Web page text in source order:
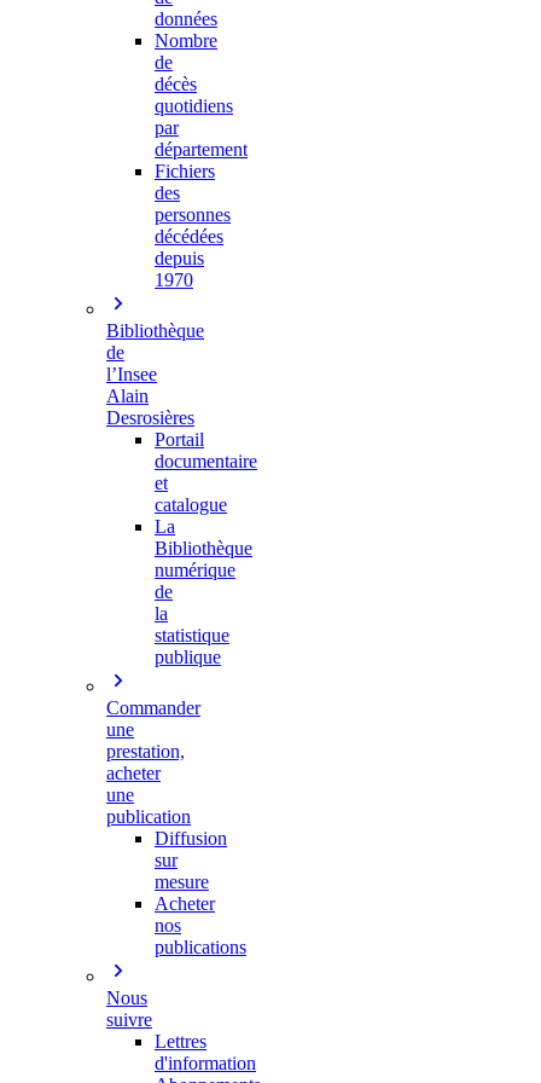
données
Nombre
de
décès
quotidiens
par
département
Fichiers
des
personnes
décédées
depuis
1970
Bibliothèque
de
l’Insee
Alain
Desrosières
Portail
documentaire
et
catalogue
La
Bibliothèque
numérique
de
la
statistique
publique
Commander
une
prestation,
acheter
une
publication
Diffusion
sur
mesure
Acheter
nos
publications
Nous
suivre
Lettres
d'information